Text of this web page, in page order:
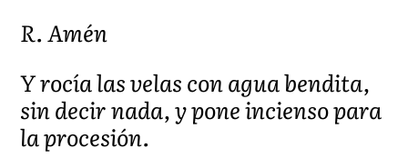
R. Amén
Y rocía las velas con agua bendita,
sin decir nada, y pone incienso para
la procesión.